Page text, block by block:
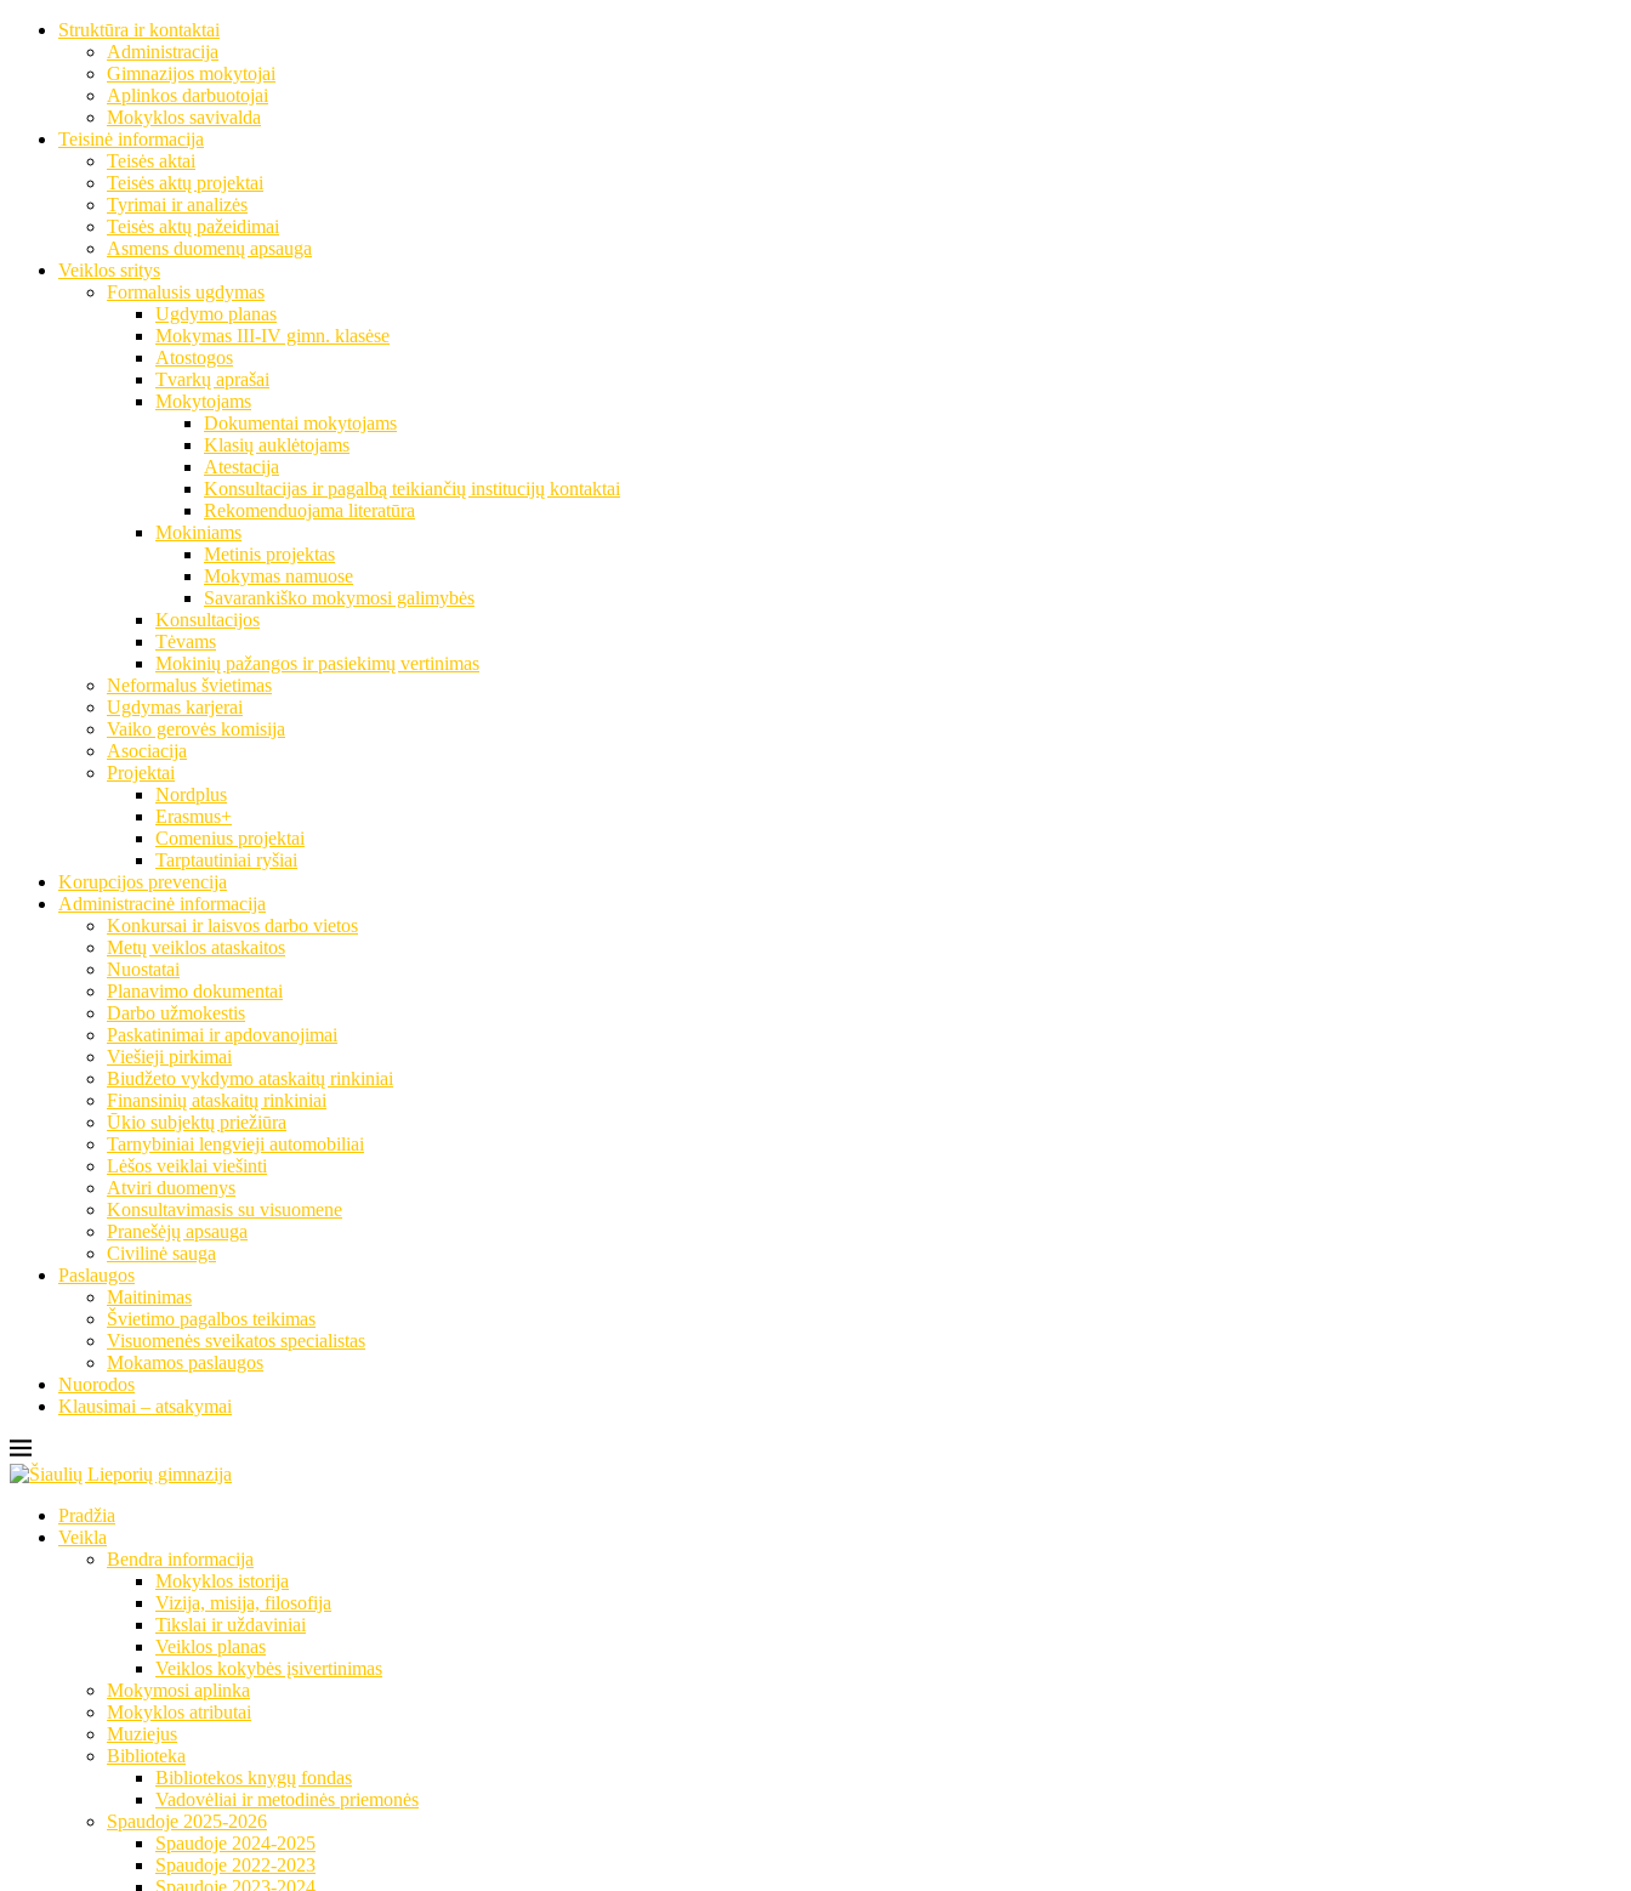
Struktūra ir kontaktai
Administracija
Gimnazijos mokytojai
Aplinkos darbuotojai
Mokyklos savivalda
Teisinė informacija
Teisės aktai
Teisės aktų projektai
Tyrimai ir analizės
Teisės aktų pažeidimai
Asmens duomenų apsauga
Veiklos sritys
Formalusis ugdymas
Ugdymo planas
Mokymas III-IV gimn. klasėse
Atostogos
Tvarkų aprašai
Mokytojams
Dokumentai mokytojams
Klasių auklėtojams
Atestacija
Konsultacijas ir pagalbą teikiančių institucijų kontaktai
Rekomenduojama literatūra
Mokiniams
Metinis projektas
Mokymas namuose
Savarankiško mokymosi galimybės
Konsultacijos
Tėvams
Mokinių pažangos ir pasiekimų vertinimas
Neformalus švietimas
Ugdymas karjerai
Vaiko gerovės komisija
Asociacija
Projektai
Nordplus
Erasmus+
Comenius projektai
Tarptautiniai ryšiai
Korupcijos prevencija
Administracinė informacija
Konkursai ir laisvos darbo vietos
Metų veiklos ataskaitos
Nuostatai
Planavimo dokumentai
Darbo užmokestis
Paskatinimai ir apdovanojimai
Viešieji pirkimai
Biudžeto vykdymo ataskaitų rinkiniai
Finansinių ataskaitų rinkiniai
Ūkio subjektų priežiūra
Tarnybiniai lengvieji automobiliai
Lėšos veiklai viešinti
Atviri duomenys
Konsultavimasis su visuomene
Pranešėjų apsauga
Civilinė sauga
Paslaugos
Maitinimas
Švietimo pagalbos teikimas
Visuomenės sveikatos specialistas
Mokamos paslaugos
Nuorodos
Klausimai – atsakymai
Pradžia
Veikla
Bendra informacija
Mokyklos istorija
Vizija, misija, filosofija
Tikslai ir uždaviniai
Veiklos planas
Veiklos kokybės įsivertinimas
Mokymosi aplinka
Mokyklos atributai
Muziejus
Biblioteka
Bibliotekos knygų fondas
Vadovėliai ir metodinės priemonės
Spaudoje 2025-2026
Spaudoje 2024-2025
Spaudoje 2022-2023
Spaudoje 2023-2024